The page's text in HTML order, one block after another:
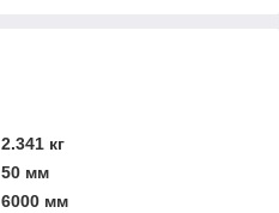
2.341 кг
50 мм
6000 мм